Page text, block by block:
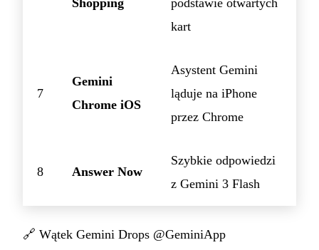
Shopping
podstawie otwartych
kart
7
Gemini
Chrome iOS
Asystent Gemini
ląduje na iPhone
przez Chrome
8 Answer Now
Szybkie odpowiedzi
z Gemini 3 Flash
🔗 Wątek Gemini Drops @GeminiApp